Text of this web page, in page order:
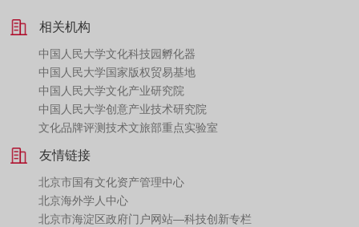
相关机构
中国人民大学文化科技园孵化器
中国人民大学国家版权贸易基地
中国人民大学文化产业研究院
中国人民大学创意产业技术研究院
文化品牌评测技术文旅部重点实验室
友情链接
北京市国有文化资产管理中心
北京海外学人中心
北京市海淀区政府门户网站—科技创新专栏